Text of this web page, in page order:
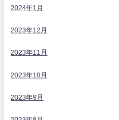
2024年1月
2023年12月
2023年11月
2023年10月
2023年9月